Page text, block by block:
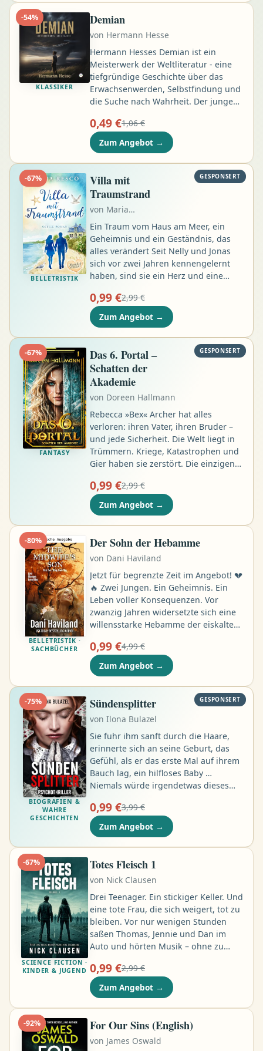
hartnäckigen Ermittlerin Doreen
Albrecht folgt sie einer Spur aus
Lügen, Angst und dunklen
Familiengeheimnissen …
-54%
KLASSIKER
Demian
von Hermann Hesse
Hermann Hesses Demian ist ein
Meisterwerk der Weltliteratur - eine
tiefgründige Geschichte über das
Erwachsenwerden, Selbstfindung und
die Suche nach Wahrheit. Der junge
geordneten Welt. Doch die
Begegnung mit dem rätselhaften Max
Demian verändert alles. Schritt für
Schritt öffnet sich Sinclair einer neuen
Wirklichkeit, in der Moral, Religion
und Freiheit andere Bedeutungen
bekommen …
0,49 €1,06 €
Zum Angebot →
GESPONSERT
-67%
BELLETRISTIK
Villa mit
Traumstrand
von Maria…
Ein Traum vom Haus am Meer, ein
Geheimnis und ein Geständnis, das
alles verändert Seit Nelly und Jonas
sich vor zwei Jahren kennengelernt
haben, sind sie ein Herz und eine
noch fehlt, ist eine gemeinsame
Wohnung, besser noch, ein kleines
Haus am Meer. Nach langer Suche tut
sich die Möglichkeit auf, ein
charmantes Reetdachhaus zu
übernehmen, in das Nelly sich sofort
verliebt …
0,99 €2,99 €
Zum Angebot →
GESPONSERT
-67%
FANTASY
Das 6. Portal –
Schatten der
Akademie
von Doreen Hallmann
Rebecca »Bex« Archer hat alles
verloren: ihren Vater, ihren Bruder –
und jede Sicherheit. Die Welt liegt in
Trümmern. Kriege, Katastrophen und
Gier haben sie zerstört. Die einzigen
wenige Auserwählte können sie
betreten. Bex ist eine von ihnen. Aber
sie ist keine Heldin. Sie tut das Nötige,
um zu überleben. Um ihre Mutter aus
den Slums von Crownhaven zu retten,
braucht sie einen Platz an der
Akademie der Jumper – der Elite, die
durch die Portale reist …
0,99 €2,99 €
Zum Angebot →
-80%
BELLETRISTIK ·
SACHBÜCHER
Der Sohn der Hebamme
von Dani Haviland
Jetzt für begrenzte Zeit im Angebot! 💔
🔥 Zwei Jungen. Ein Geheimnis. Ein
Leben voller Konsequenzen. Vor
zwanzig Jahren widersetzte sich eine
willensstarke Hebamme der eiskalten
schwächeren seiner neugeborenen
Zwillinge zu entsorgen – und zog den
Jungen stattdessen als ihr eigenes
Kind auf. Nun erwachsen, leben die
Zwillinge völlig unterschiedliche
Leben: Der eine ist geprägt von
Privileg und Macht, gezeichnet von
Vernachlässigung und Drogen …
0,99 €4,99 €
Zum Angebot →
GESPONSERT
-75%
BIOGRAFIEN &
WAHRE
GESCHICHTEN
Sündensplitter
von Ilona Bulazel
Sie fuhr ihm sanft durch die Haare,
erinnerte sich an seine Geburt, das
Gefühl, als er das erste Mal auf ihrem
Bauch lag, ein hilfloses Baby …
Niemals würde irgendetwas dieses
Dinge, die er getan hatte. Eine Mutter
würde ihr Kind immer beschützen,
oder? Wer ist die geheimnisvolle Frau,
von der Hauptkommissar Stutter in
ein zunächst harmlos scheinendes
Gespräch verwickelt wird …
0,99 €3,99 €
Zum Angebot →
-67%
SCIENCE FICTION ·
KINDER & JUGEND
Totes Fleisch 1
von Nick Clausen
Drei Teenager. Ein stickiger Keller. Und
eine tote Frau, die sich weigert, tot zu
bleiben. Vor nur wenigen Stunden
saßen Thomas, Jennie und Dan im
Auto und hörten Musik – ohne zu
Zusammenbruch stand. Doch dann
kamen sie zum Haus der alten Frau.
Und dort begann der Albtraum. Jetzt
sind sie gefangen. Eingeschlossen im
Keller, während sie draußen vor der
Tür wartet. Kratzend. Stöhnend.
Geduldig. Unerbittlich …
0,99 €2,99 €
Zum Angebot →
-92% For Our Sins (English)
von James Oswald